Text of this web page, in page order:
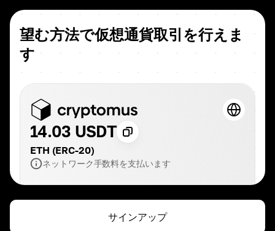
望む方法で仮想通貨取引を行えま
す
14.03 USDT
ETH (ERC-20)
ネットワーク手数料を支払います
サインアップ